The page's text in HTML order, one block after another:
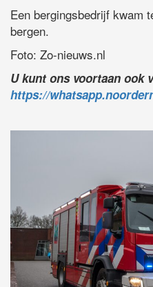
Een bergingsbedrijf kwam
bergen.
Foto: Zo-nieuws.nl
U kunt ons voortaan ook
https://